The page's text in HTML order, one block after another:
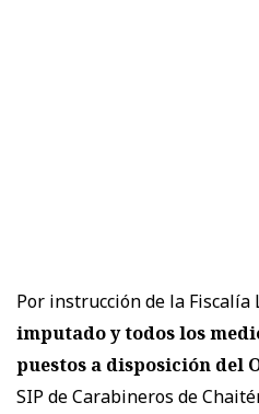
Por instrucción de la Fiscalía
imputado y todos los
puestos a disposición del
SIP de Carabineros de